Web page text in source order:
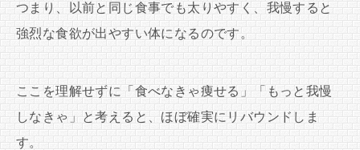
つまり、以前と同じ食事でも太りやすく、我慢すると
強烈な食欲が出やすい体になるのです。
ここを理解せずに「食べなきゃ痩せる」「もっと我慢
しなきゃ」と考えると、ほぼ確実にリバウンドしま
す。